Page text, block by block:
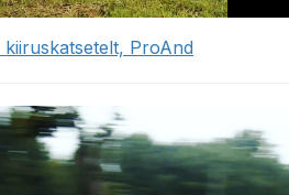
ProAnd